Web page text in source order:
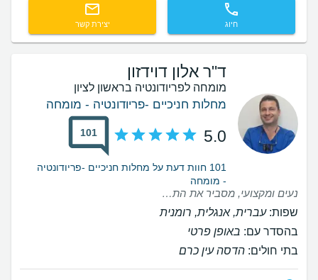
חיוג יצירת קשר
ד"ר אלון דוידזון
מומחה לפריודונטיה בראשון לציון
מחלות חניכיים -פריודונטיה - מומחה
5.0
101
101 חוות דעת על מחלות חניכיים -פריודונטיה
- מומחה
נעים ומקצועי, מסביר את התהליך וזמין גם לאחריו לשאלות. יוצר קשר ומגלה עניין ואכפתיות בתהליך ההחלמה.
שפות:עברית, אנגלית, רומנית
בהסדר עם: באופן פרטי
בתי חולים: הדסה עין כרם